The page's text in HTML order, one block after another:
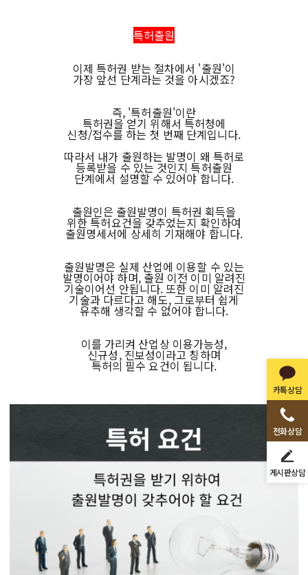
카톡상담
전화상담
게시판상담
특허출원
이제 특허권 받는 절차에서 '출원'이
가장 앞선 단계라는 것을 아시겠죠?
즉, '특허출원'이란
특허권을 얻기 위해서 특허청에
신청/접수를 하는 첫 번째 단계입니다.
따라서 내가 출원하는 발명이 왜 특허로
등록받을 수 있는 것인지 특허출원
단계에서 설명할 수 있어야 합니다.
출원인은 출원발명이 특허권 획득을
위한 특허요건을 갖추었는지 확인하여
출원명세서에 상세히 기재해야 합니다.
출원발명은 실제 산업에 이용할 수 있는
발명이어야 하며, 출원 이전 이미 알려진
기술이어선 안됩니다. 또한 이미 알려진
기술과 다르다고 해도, 그로부터 쉽게
유추해 생각할 수 없어야 합니다.
이를 가리켜 산업상 이용가능성,
신규성, 진보성이라고 칭하며
특허의 필수 요건이 됩니다.